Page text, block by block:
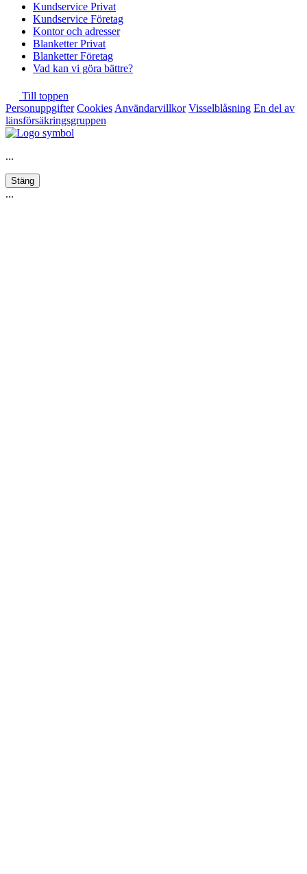
Kundservice Privat
Kundservice Företag
Kontor och adresser
Blanketter Privat
Blanketter Företag
Vad kan vi göra bättre?
Till toppen
Personuppgifter Cookies Användarvillkor Visselblåsning En del av
länsförsäkringsgruppen
...
Stäng
...